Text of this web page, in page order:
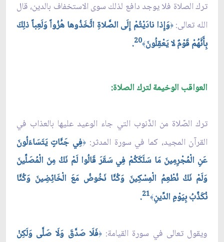
ترك الصلاة فلا يوجد دافع لذلك سوى الاستخفاف بالدين، قال
الله تعالى:﴿وَإِذا نادَيْتُمْ إِلَى الصَّلاةِ اتَّخَذُوها هُزُواً وَلَعِباً ذلِكَ
بِأَنَّهُمْ قَوْمٌ لا يَعْقِلُونَ﴾20
.
العواقب الوخيمة لترك الصلاة:
ترك الصّلاة من الذّنوب التي جاء الوعيد عليها بالعذاب في
القرآن المجيد، كما في سورة المدثر: ﴿فِي جَنَّاتٍ يَتَسَاءَلُونَ
عَنِ الْمُجْرِمِينَ مَا سَلَكَكُمْ فِي سَقَرَ قَالُوا لَمْ نَكُ مِنَ الْمُصَلِّينَ
وَلَمْ نَكُ نُطْعِمُ الْمِسْكِينَ وَكُنَّا نَخُوضُ مَعَ الْخَائِضِينَ وَكُنَّا
نُكَذِّبُ بِيَوْمِ الدِّينِ﴾21
.
ويقول تعالى في سورة القيامة:﴿فَلَا صَدَّقَ وَلَا صَلَّى وَلَكِنْ